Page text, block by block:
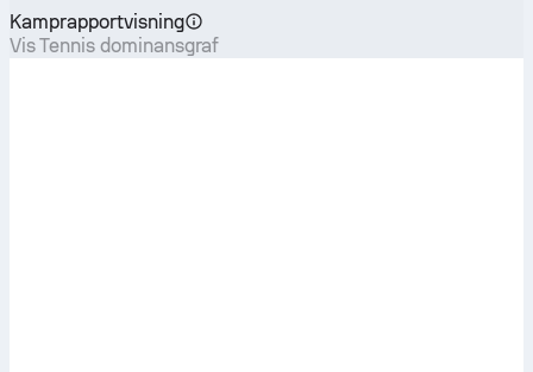
Kamprapportvisning
Vis Tennis dominansgraf